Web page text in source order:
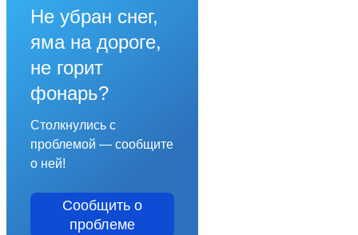
Не убран снег,
яма на дороге,
не горит
фонарь?
Столкнулись с
проблемой — сообщите
о ней!
Сообщить о
проблеме